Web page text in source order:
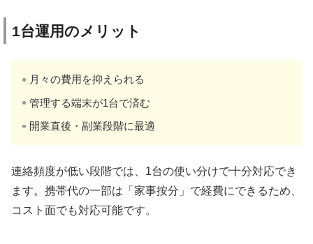
1台運用のメリット
月々の費用を抑えられる
管理する端末が1台で済む
開業直後・副業段階に最適
連絡頻度が低い段階では、1台の使い分けで十分対応でき
ます。携帯代の一部は「家事按分」で経費にできるため、
コスト面でも対応可能です。